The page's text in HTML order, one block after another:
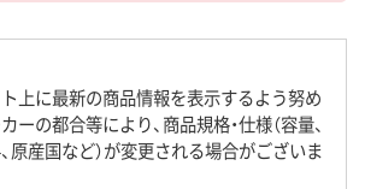
上に最新の商品情報を表示するよう努め
ーの都合等により、商品規格・仕様（容量、
原産国など）が変更される場合がございま